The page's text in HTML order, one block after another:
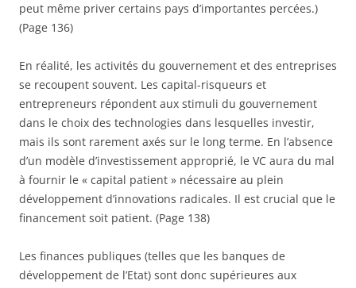
peut même priver certains pays d’importantes percées.)
(Page 136)
En réalité, les activités du gouvernement et des entreprises
se recoupent souvent. Les capital-risqueurs et
entrepreneurs répondent aux stimuli du gouvernement
dans le choix des technologies dans lesquelles investir,
mais ils sont rarement axés sur le long terme. En l’absence
d’un modèle d’investissement approprié, le VC aura du mal
à fournir le « capital patient » nécessaire au plein
développement d’innovations radicales. Il est crucial que le
financement soit patient. (Page 138)
Les finances publiques (telles que les banques de
développement de l’Etat) sont donc supérieures aux